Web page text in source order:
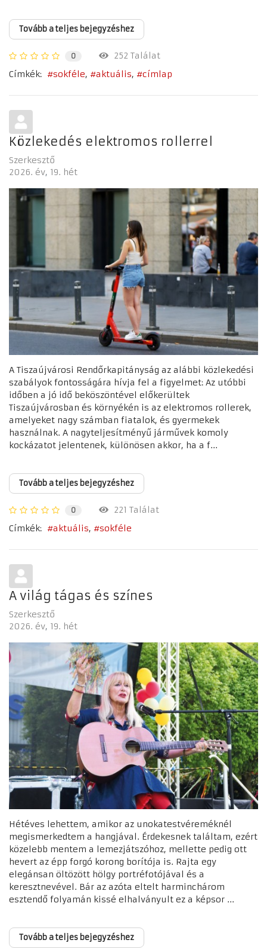
Tovább a teljes bejegyzéshez
0
252 Találat
Címkék:
sokféle aktuális címlap
Közlekedés elektromos rollerrel
Szerkesztő
2026. év 19. hét
A Tiszaújvárosi Rendőrkapitányság az alábbi közlekedési
szabályok fontosságára hívja fel a figyelmet: Az utóbbi
időben a jó idő beköszöntével előkerültek
Tiszaújvárosban és környékén is az elektromos rollerek,
amelyeket nagy számban fiatalok, és gyermekek
használnak. A nagyteljesítményű járművek komoly
kockázatot jelentenek, különösen akkor, ha a f...
Tovább a teljes bejegyzéshez
0
221 Találat
Címkék:
aktuális sokféle
A világ tágas és színes
Szerkesztő
2026. év 19. hét
Hétéves lehettem, amikor az unokatestvéreméknél
megismerkedtem a hangjával. Érdekesnek találtam, ezért
közelebb mentem a lemezjátszóhoz, mellette pedig ott
hevert az épp forgó korong borítója is. Rajta egy
elegánsan öltözött hölgy portréfotójával és a
keresztnevével. Bár az azóta eltelt harminchárom
esztendő folyamán kissé elhalványult ez a képsor ...
Tovább a teljes bejegyzéshez